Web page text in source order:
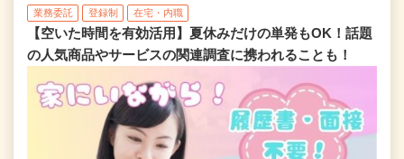
業務委託 登録制 在宅・内職
【空いた時間を有効活用】夏休みだけの単発もOK！話題
の人気商品やサービスの関連調査に携われることも！